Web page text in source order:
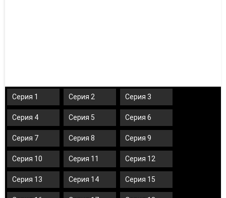
Серия 1 Серия 2 Серия 3
Серия 4 Серия 5 Серия 6
Серия 7 Серия 8 Серия 9
Серия 10 Серия 11 Серия 12
Серия 13 Серия 14 Серия 15